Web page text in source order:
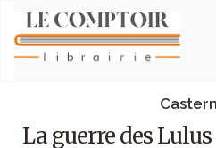
La guerre des